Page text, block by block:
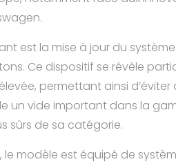
est la mise à jour du
Ce dispositif se révèle
permettant ainsi
un vide important dans la
sûrs de sa catégorie.
le modèle est équipé de